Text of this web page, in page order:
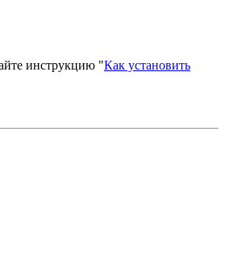
инструкцию "Как установить